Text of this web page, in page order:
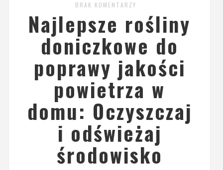
BRAK KOMENTARZY
Najlepsze rośliny
doniczkowe do
poprawy jakości
powietrza w
domu: Oczyszczaj
i odświeżaj
środowisko